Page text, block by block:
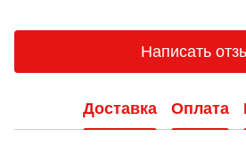
Написать
Доставка Оплата